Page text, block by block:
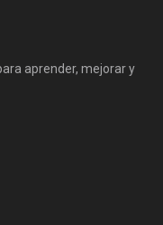
aprender, mejorar y